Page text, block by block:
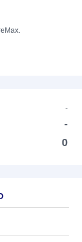
Max.
-
-
0